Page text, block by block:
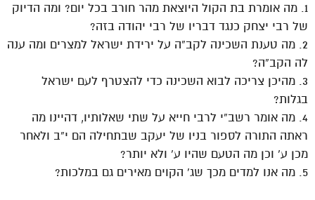
1. מה אומרת בת הקול היוצאת מהר חורב בכל יום? ומה הדיוק
של רבי יצחק כנגד דבריו של רבי יהודה בזה?
2. מה טענת השכינה לקב”ה על ירידת ישראל למצרים ומה ענה
לה הקב”ה?
3. מהיכן צריכה לבוא השכינה כדי להצטרף לעם ישראל
בגלות?
4. מה אומר רשב”י לרבי חייא על שתי שאלותיו, דהיינו מה
ראתה התורה לספור בניו של יעקב שבתחילה הם י”ב ולאחר
מכן ע’ וכן מה הטעם שהיו ע’ ולא יותר?
5. מה אנו למדים מכך שג’ הקוים מאירים גם במלכות?